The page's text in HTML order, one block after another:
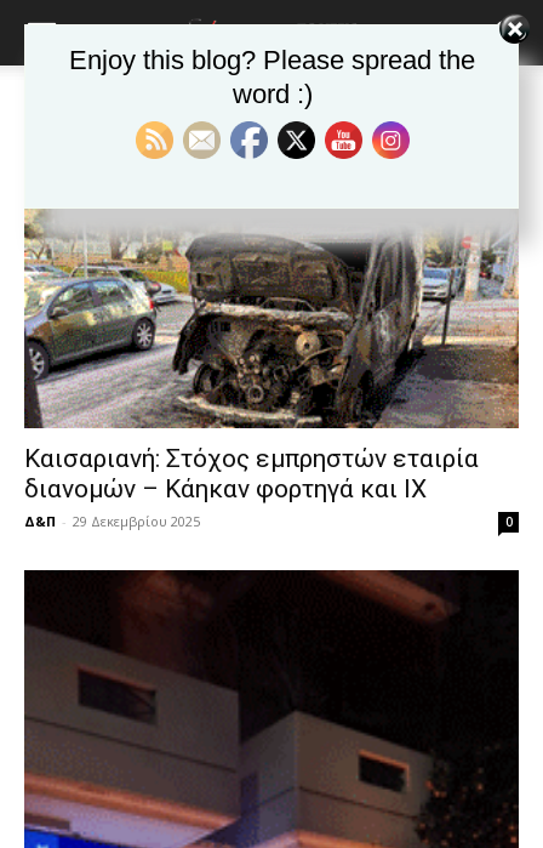
very
lyons
teaches
you
the
meaning
pain.
pornhun
porn
Ετικέτα: Φωτιά
Καισαριανή: Στόχος εμπρηστών εταιρία
διανομών – Κάηκαν φορτηγά και ΙΧ
Δ&Π - 29 Δεκεμβρίου 2025 0
Enjoy this blog? Please spread the
word :)